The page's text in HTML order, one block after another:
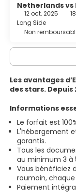
Netherlands vs
12 oct. 2025
Long Side
Non
Les avantages
des stars. Depuis
Informations
Le forfait est
L'hébergement
garantis.
Tous les
au minimum 3 à
Vous bénéficiez
roumain,
Paiement